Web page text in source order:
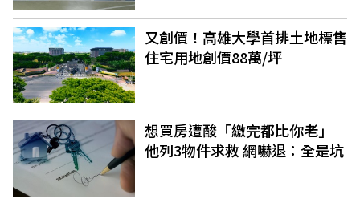
又創價！高雄大學首排土地標售
住宅用地創價88萬/坪
想買房遭酸「繳完都比你老」
他列3物件求救 網嚇退：全是坑